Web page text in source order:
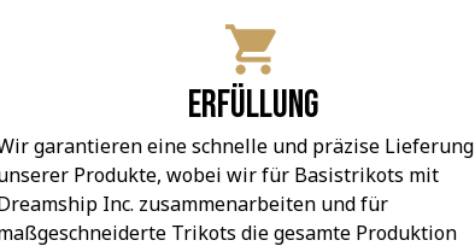
Erfüllung
garantieren eine schnelle und präzise Lieferung
Produkte, wobei wir für Basistrikots mit
Inc. zusammenarbeiten und für
Trikots die gesamte Produktion